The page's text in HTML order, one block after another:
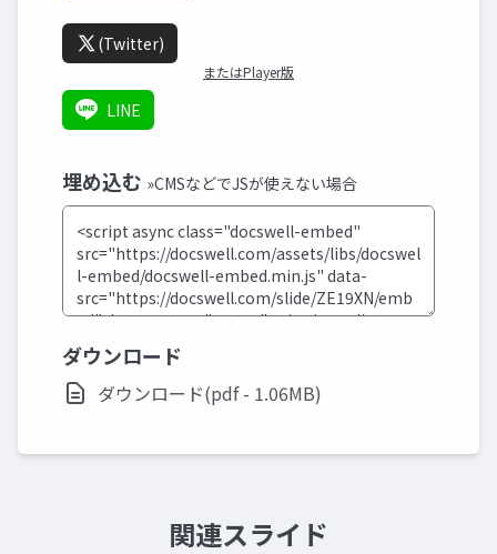
(Twitter)
またはPlayer版
LINE
埋め込む »CMSなどでJSが使えない場合
ダウンロード
ダウンロード(pdf - 1.06MB)
関連スライド